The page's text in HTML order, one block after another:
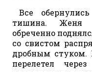
Все
тишина. Женя
обреченно
со свистом
дробным стуком.
перелетел